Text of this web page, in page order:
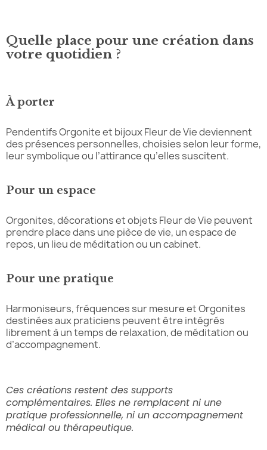
Quelle place pour une création dans
votre quotidien ?
À porter
Pendentifs Orgonite et bijoux Fleur de Vie deviennent
des présences personnelles, choisies selon leur forme,
leur symbolique ou l’attirance qu’elles suscitent.
Pour un espace
Orgonites, décorations et objets Fleur de Vie peuvent
prendre place dans une pièce de vie, un espace de
repos, un lieu de méditation ou un cabinet.
Pour une pratique
Harmoniseurs, fréquences sur mesure et Orgonites
destinées aux praticiens peuvent être intégrés
librement à un temps de relaxation, de méditation ou
d’accompagnement.
Ces créations restent des supports
complémentaires. Elles ne remplacent ni une
pratique professionnelle, ni un accompagnement
médical ou thérapeutique.